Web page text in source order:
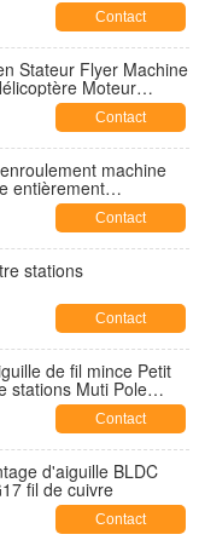
Contact
Stateur Flyer Machine
Moteur
Contact
machine
entièrement
Contact
stations
Contact
de fil mince Petit
stations Muti Pole
Contact
d'aiguille BLDC
fil de cuivre
Contact